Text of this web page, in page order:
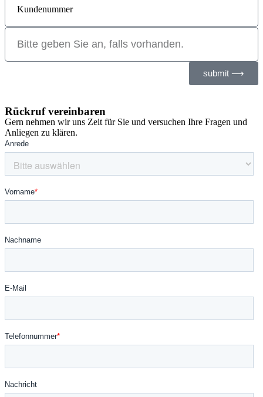
submit ⟶
Rückruf vereinbaren
Gern nehmen wir uns Zeit für Sie und versuchen Ihre Fragen und
Anliegen zu klären.